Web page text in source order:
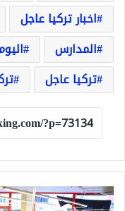
اخبار تركيا عاجل
المدارس
تركيا عاجل
ماركيت